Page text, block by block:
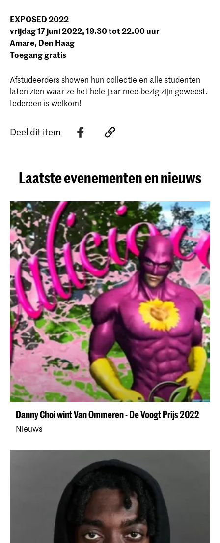
EXPOSED 2022
vrijdag 17 juni 2022, 19.30 tot 22.00 uur
Amare, Den Haag
Toegang gratis
Afstudeerders showen hun collectie en alle studenten
laten zien waar ze het hele jaar mee bezig zijn geweest.
Iedereen is welkom!
Deel dit item
Laatste evenementen en nieuws
Danny Choi wint Van Ommeren - De Voogt Prijs 2022
Nieuws